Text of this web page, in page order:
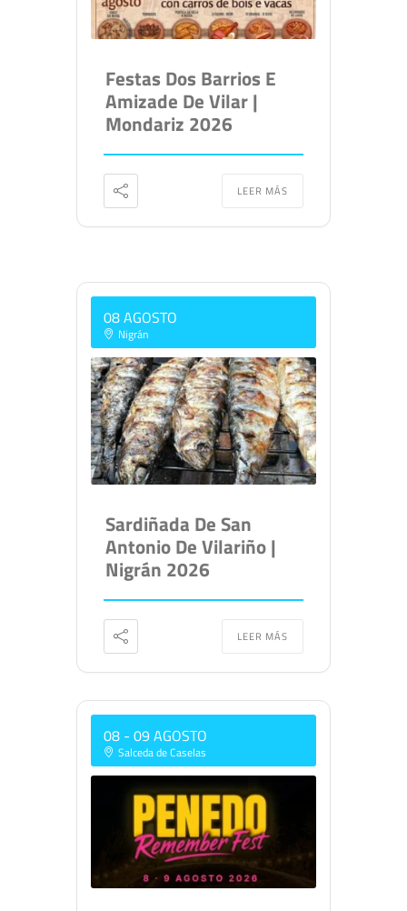
Festas Dos Barrios E
Amizade De Vilar |
Mondariz 2026
LEER MÁS
08 AGOSTO
Nigrán
Sardiñada De San
Antonio De Vilariño |
Nigrán 2026
LEER MÁS
08 - 09 AGOSTO
Salceda de Caselas